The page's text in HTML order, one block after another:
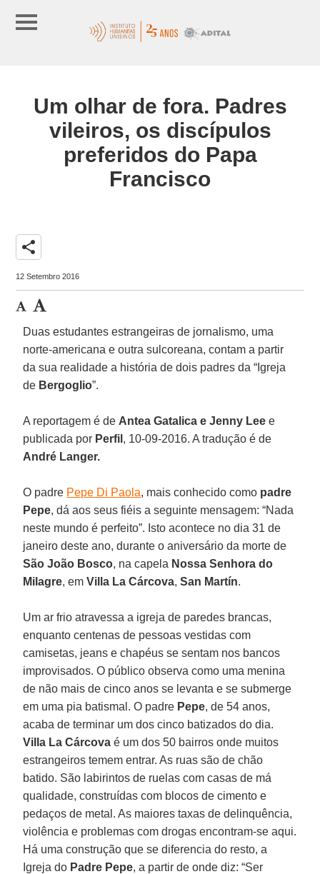
Um olhar de fora. Padres
vileiros, os discípulos
preferidos do Papa
Francisco
share
12 Setembro 2016
Duas estudantes estrangeiras de jornalismo, uma
norte-americana e outra sulcoreana, contam a partir
da sua realidade a história de dois padres da “Igreja
de Bergoglio”.
A reportagem é de Antea Gatalica e Jenny Leee
publicada por Perfil , 10-09-2016. A tradução é de
André Langer.
O padre Pepe Di Paola, mais conhecido como padre
Pepe, dá aos seus fiéis a seguinte mensagem: “Nada
neste mundo é perfeito”. Isto acontece no dia 31 de
janeiro deste ano, durante o aniversário da morte de
São João Bosco, na capela Nossa Senhora do
Milagre, emVilla La Cárcova, San Martín.
Um ar frio atravessa a igreja de paredes brancas,
enquanto centenas de pessoas vestidas com
camisetas, jeans e chapéus se sentam nos bancos
improvisados. O público observa como uma menina
de não mais de cinco anos se levanta e se submerge
em uma pia batismal. O padre Pepe, de 54 anos,
acaba de terminar um dos cinco batizados do dia.
Villa La Cárcova é um dos 50 bairros onde muitos
estrangeiros temem entrar. As ruas são de chão
batido. São labirintos de ruelas com casas de má
qualidade, construídas com blocos de cimento e
pedaços de metal. As maiores taxas de delinquência,
violência e problemas com drogas encontram-se aqui.
Há uma construção que se diferencia do resto, a
Igreja do Padre Pepe, a partir de onde diz: “Ser